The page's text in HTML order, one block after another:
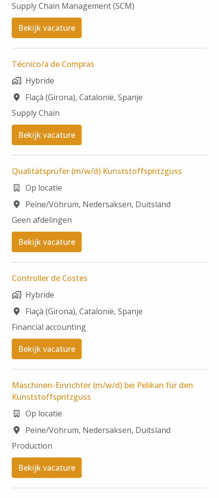
Supply Chain Management (SCM)​
Bekijk vacature
Técnico/a de Compras
Hybride
Flaçà (Girona), Catalonië, Spanje
Supply Chain​
Bekijk vacature
Qualitätsprüfer (m/w/d) Kunststoffspritzguss
Op locatie
Peine/Vöhrum, Nedersaksen, Duitsland
Geen afdelingen
Bekijk vacature
Controller de Costes
Hybride
Flaçà (Girona), Catalonië, Spanje
Financial accounting
Bekijk vacature
Maschinen-Einrichter (m/w/d) bei Pelikan für den
Kunststoffspritzguss
Op locatie
Peine/Vöhrum, Nedersaksen, Duitsland
Production
Bekijk vacature